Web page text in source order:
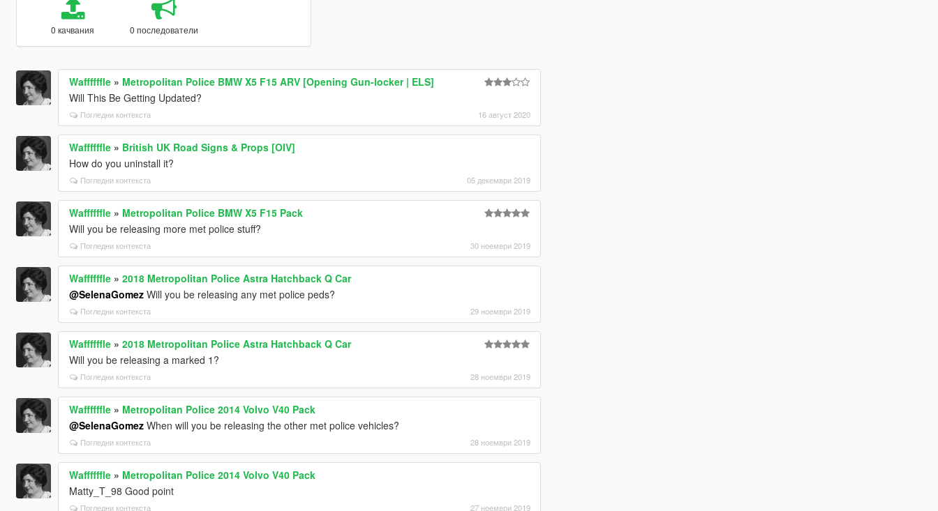
0 качвания 0 последователи
Waffffffle» Metropolitan Police BMW X5 F15 ARV [Opening Gun-locker | ELS]
Will This Be Getting Updated?
Погледни контекста 16 август 2020
Waffffffle» British UK Road Signs & Props [OIV]
How do you uninstall it?
Погледни контекста 05 декември 2019
Waffffffle» Metropolitan Police BMW X5 F15 Pack
Will you be releasing more met police stuff?
Погледни контекста 30 ноември 2019
Waffffffle» 2018 Metropolitan Police Astra Hatchback Q Car
@SelenaGomezWill you be releasing any met police peds?
Погледни контекста 29 ноември 2019
Waffffffle» 2018 Metropolitan Police Astra Hatchback Q Car
Will you be releasing a marked 1?
Погледни контекста 28 ноември 2019
Waffffffle» Metropolitan Police 2014 Volvo V40 Pack
@SelenaGomezWhen will you be releasing the other met police vehicles?
Погледни контекста 28 ноември 2019
Waffffffle» Metropolitan Police 2014 Volvo V40 Pack
Matty_T_98 Good point
Погледни контекста 27 ноември 2019